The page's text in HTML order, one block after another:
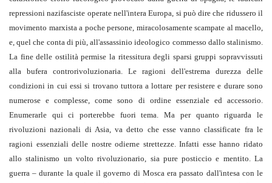
repressioni nazifasciste operate nell'intera Europa, si può dire che ridussero il
movimento marxista a po­che persone, miracolosamente scampate al macello,
e, quel che conta di più, all'assas­sinio ideologico commesso dallo stalini­smo.
La fine delle ostilità permise la ritessitura degli sparsi gruppi sopravvissuti
alla bufera controrivoluzionaria. Le ragioni del­l'estrema durezza delle
condizioni in cui essi si trovano tuttora a lottare per resistere e durare sono
numerose e complesse, come sono di ordine essenziale ed accessorio.
Enumerarle qui ci porterebbe fuori tema. Ma per quanto riguarda le
rivoluzioni na­zionali di Asia, va detto che esse vanno classificate fra le
ragioni essenziali delle no­stre odierne strettezze. Infatti esse hanno ridato
allo stalinismo un volto rivoluziona­rio, sia pure posticcio e mentito. La
guerra – durante la quale il governo di Mosca era passato dall'intesa con le